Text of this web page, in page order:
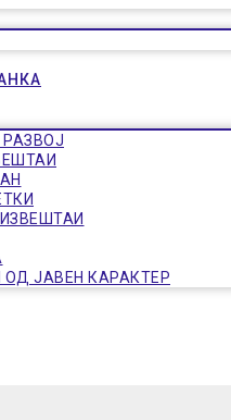
ЈАВЕН КАРАКТЕР